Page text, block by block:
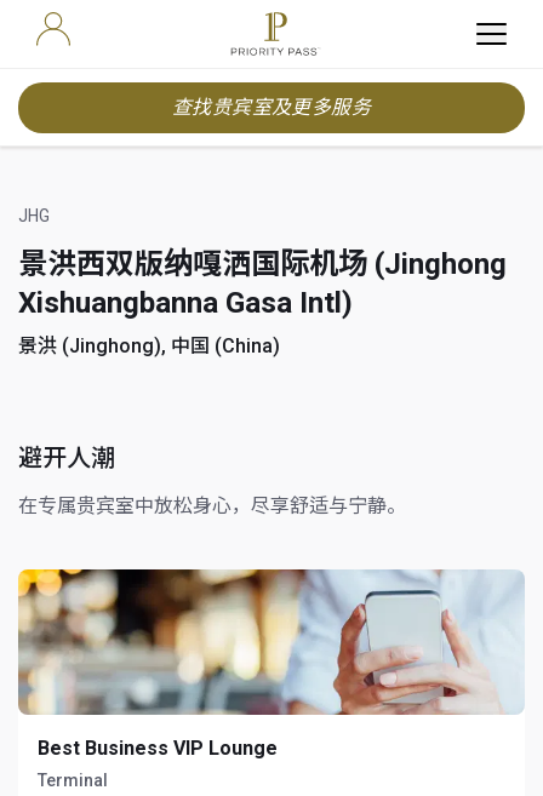
查找贵宾室及更多服务
JHG
景洪西双版纳嘎洒国际机场 (Jinghong
Xishuangbanna Gasa Intl)
景洪 (Jinghong), 中国 (China)
避开人潮
在专属贵宾室中放松身心，尽享舒适与宁静。
Best Business VIP Lounge
Terminal